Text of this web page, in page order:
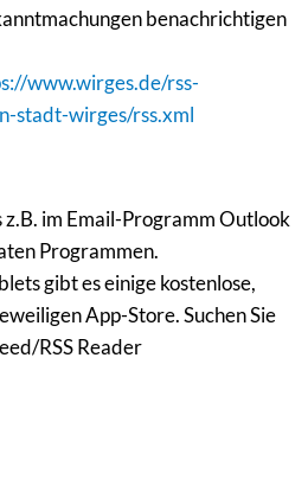
benachrichtigen
www.wirges.de/rss-
stadt-wirges/rss.xml
im Email-Programm Outlook
Programmen.
gibt es einige kostenlose,
App-Store. Suchen Sie
RSS Reader